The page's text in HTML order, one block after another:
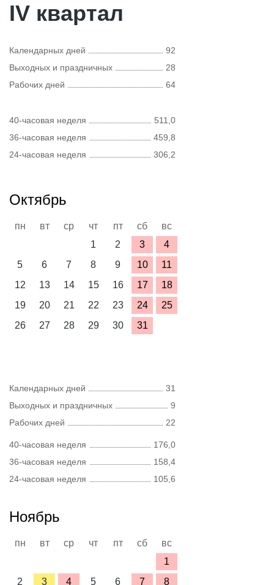
IV квартал
Календарных дней
92
Выходных и праздничных
28
Рабочих дней
64
40-часовая неделя
511,0
36-часовая неделя
459,8
24-часовая неделя
306,2
Октябрь
пн вт ср чт пт сб
вс
1
2 3
4
5
6 7 8 9 10
11
12
13 14 15 16 17
18
19
20 21 22 23 24
25
26
27 28 29 30 31
Календарных дней
31
Выходных и праздничных
9
Рабочих дней
22
40-часовая неделя
176,0
36-часовая неделя
158,4
24-часовая неделя
105,6
Ноябрь
пн вт ср чт пт сб
вс
1
2
3 4 5 6 7 8